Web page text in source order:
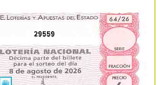
29559